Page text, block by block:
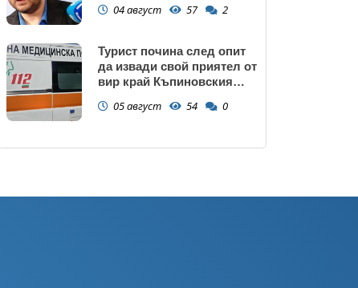
махали и гета в София!
04 август 57 2
Турист почина след опит
да извади свой приятел от
вир край Къпиновския
05 август 54 0